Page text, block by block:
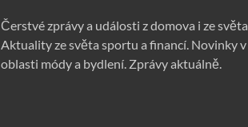
Čerstvé zprávy a události z domova i ze světa.
Aktuality ze světa sportu a financí. Novinky v
oblasti módy a bydlení. Zprávy aktuálně.